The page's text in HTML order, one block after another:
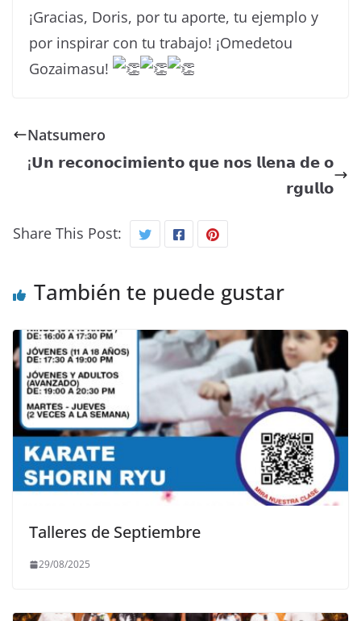
¡Gracias, Doris, por tu aporte, tu ejemplo y
por inspirar con tu trabajo! ¡Omedetou
Gozaimasu!
Natsumero
¡𝗨𝗻 𝗿𝗲𝗰𝗼𝗻𝗼𝗰𝗶𝗺𝗶𝗲𝗻𝘁𝗼 𝗾𝘂𝗲 𝗻𝗼𝘀 𝗹𝗹𝗲𝗻𝗮 𝗱𝗲 𝗼
𝗿𝗴𝘂𝗹𝗹𝗼
Share This Post:
También te puede gustar
Talleres de Septiembre
29/08/2025